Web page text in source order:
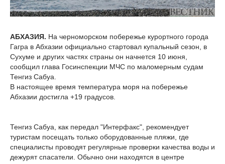
АБХАЗИЯ. На черноморском побережье курортного города
Гагра в Абхазии официально стартовал купальный сезон, в
Сухуме и других частях страны он начнется 10 июня,
сообщил глава Госинспекции МЧС по маломерным судам
Тенгиз Сабуа.
В настоящее время температура моря на побережье
Абхазии достигла +19 градусов.
Тенгиз Сабуа, как передал "Интерфакс", рекомендует
туристам посещать только оборудованные пляжи, где
специалисты проводят регулярные проверки качества воды и
дежурят спасатели. Обычно они находятся в центре